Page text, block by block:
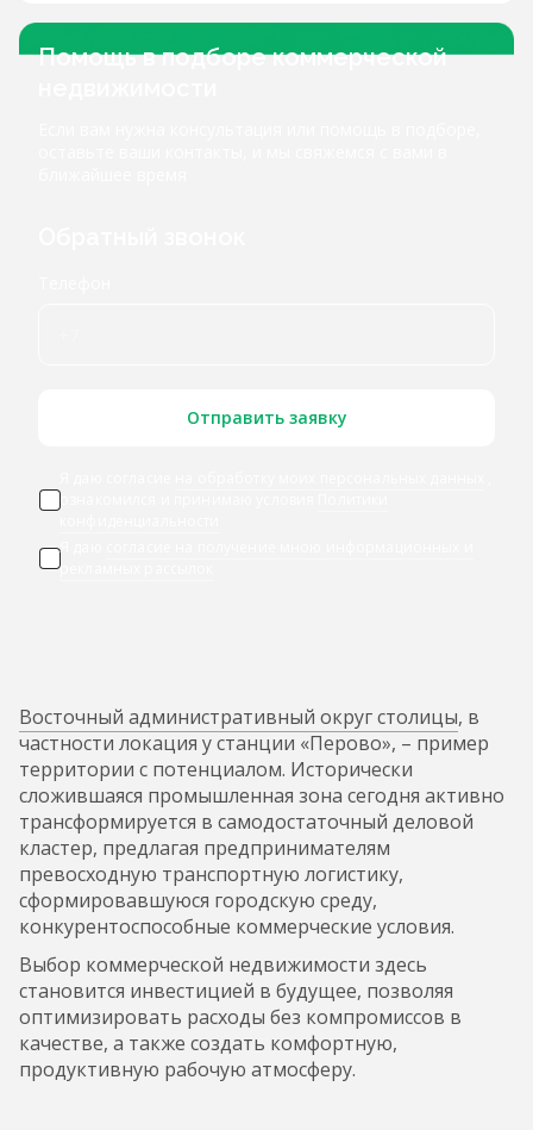
Помощь в подборе коммерческой
Отправить заявку
ознакомился и принимаю условия
Я даю
рекламных рассылок
Восточный административный округ столицы, в
частности локация у станции «Перово», – пример
территории с потенциалом. Исторически
сложившаяся промышленная зона сегодня активно
трансформируется в самодостаточный деловой
кластер, предлагая предпринимателям
превосходную транспортную логистику,
сформировавшуюся городскую среду,
конкурентоспособные коммерческие условия.
Выбор коммерческой недвижимости здесь
становится инвестицией в будущее, позволяя
оптимизировать расходы без компромиссов в
качестве, а также создать комфортную,
продуктивную рабочую атмосферу.